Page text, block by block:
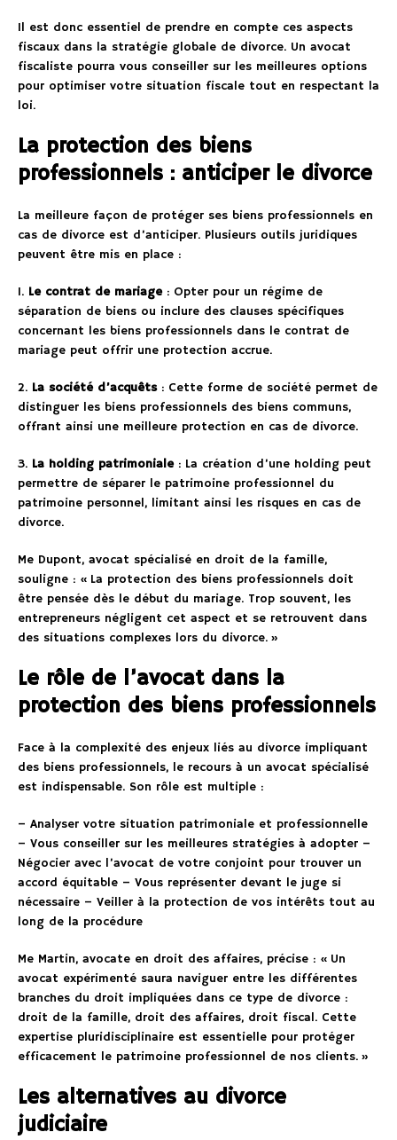
Il est donc essentiel de prendre en compte ces aspects
fiscaux dans la stratégie globale de divorce. Un avocat
fiscaliste pourra vous conseiller sur les meilleures options
pour optimiser votre situation fiscale tout en respectant la
loi.
La protection des biens
professionnels : anticiper le divorce
La meilleure façon de protéger ses biens professionnels en
cas de divorce est d’anticiper. Plusieurs outils juridiques
peuvent être mis en place :
1. Le contrat de mariage: Opter pour un régime de
séparation de biens ou inclure des clauses spécifiques
concernant les biens professionnels dans le contrat de
mariage peut offrir une protection accrue.
2. La société d’acquêts: Cette forme de société permet de
distinguer les biens professionnels des biens communs,
offrant ainsi une meilleure protection en cas de divorce.
3. La holding patrimoniale: La création d’une holding peut
permettre de séparer le patrimoine professionnel du
patrimoine personnel, limitant ainsi les risques en cas de
divorce.
Me Dupont, avocat spécialisé en droit de la famille,
souligne : « La protection des biens professionnels doit
être pensée dès le début du mariage. Trop souvent, les
entrepreneurs négligent cet aspect et se retrouvent dans
des situations complexes lors du divorce. »
Le rôle de l’avocat dans la
protection des biens professionnels
Face à la complexité des enjeux liés au divorce impliquant
des biens professionnels, le recours à un avocat spécialisé
est indispensable. Son rôle est multiple :
– Analyser votre situation patrimoniale et professionnelle
– Vous conseiller sur les meilleures stratégies à adopter –
Négocier avec l’avocat de votre conjoint pour trouver un
accord équitable – Vous représenter devant le juge si
nécessaire – Veiller à la protection de vos intérêts tout au
long de la procédure
Me Martin, avocate en droit des affaires, précise : « Un
avocat expérimenté saura naviguer entre les différentes
branches du droit impliquées dans ce type de divorce :
droit de la famille, droit des affaires, droit fiscal. Cette
expertise pluridisciplinaire est essentielle pour protéger
efficacement le patrimoine professionnel de nos clients. »
Les alternatives au divorce
judiciaire